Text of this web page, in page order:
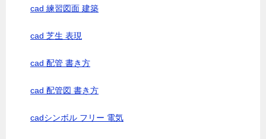
cad 練習図面 建築
cad 芝生 表現
cad 配管 書き方
cad 配管図 書き方
cadシンボル フリー 電気